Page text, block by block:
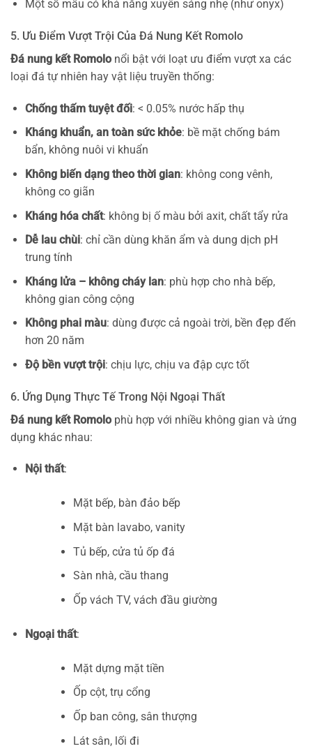
Một số mẫu có khả năng xuyên sáng nhẹ (như onyx)
5. Ưu Điểm Vượt Trội Của Đá Nung Kết Romolo
Đá nung kết Romolo nổi bật với loạt ưu điểm vượt xa các
loại đá tự nhiên hay vật liệu truyền thống:
Chống thấm tuyệt đối: < 0.05% nước hấp thụ
Kháng khuẩn, an toàn sức khỏe: bề mặt chống bám
bẩn, không nuôi vi khuẩn
Không biến dạng theo thời gian: không cong vênh,
không co giãn
Kháng hóa chất: không bị ố màu bởi axit, chất tẩy rửa
Dễ lau chùi: chỉ cần dùng khăn ẩm và dung dịch pH
trung tính
Kháng lửa – không cháy lan: phù hợp cho nhà bếp,
không gian công cộng
Không phai màu: dùng được cả ngoài trời, bền đẹp đến
hơn 20 năm
Độ bền vượt trội: chịu lực, chịu va đập cực tốt
6. Ứng Dụng Thực Tế Trong Nội Ngoại Thất
Đá nung kết Romolo phù hợp với nhiều không gian và ứng
dụng khác nhau:
Nội thất:
Mặt bếp, bàn đảo bếp
Mặt bàn lavabo, vanity
Tủ bếp, cửa tủ ốp đá
Sàn nhà, cầu thang
Ốp vách TV, vách đầu giường
Ngoại thất:
Mặt dựng mặt tiền
Ốp cột, trụ cổng
Ốp ban công, sân thượng
Lát sân, lối đi